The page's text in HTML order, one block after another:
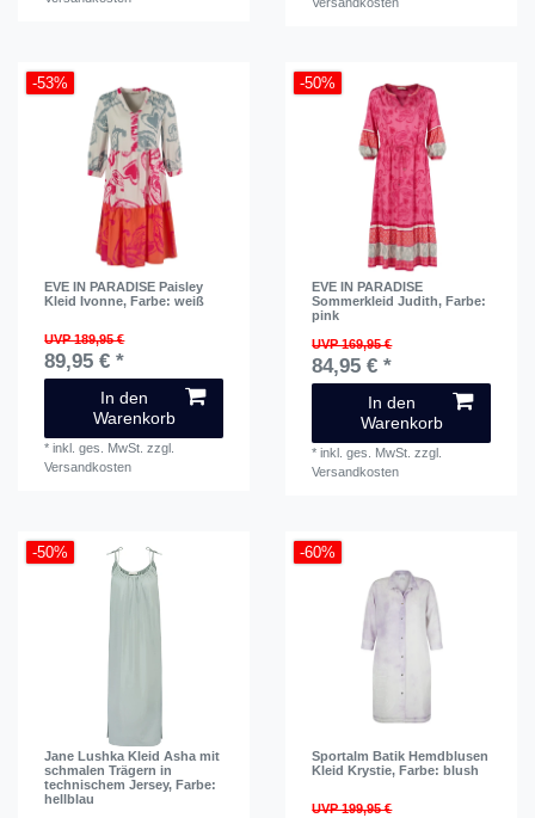
-53%
EVE IN PARADISE Paisley
Kleid Ivonne, Farbe: weiß
UVP 189,95 €
89,95 € *
In den
Warenkorb
*inkl. ges. MwSt. zzgl.
Versandkosten
-50%
EVE IN PARADISE
Sommerkleid Judith, Farbe:
pink
UVP 169,95 €
84,95 € *
In den
Warenkorb
*inkl. ges. MwSt. zzgl.
Versandkosten
-50%
Jane Lushka Kleid Asha mit
schmalen Trägern in
technischem Jersey, Farbe:
hellblau
-60%
Sportalm Batik Hemdblusen
Kleid Krystie, Farbe: blush
UVP 199,95 €